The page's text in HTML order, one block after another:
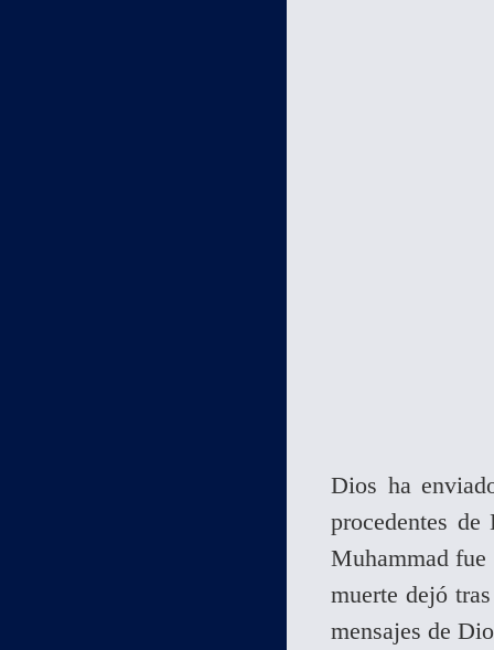
Dios ha
procedentes
Muhammad
muerte dejó
mensajes de